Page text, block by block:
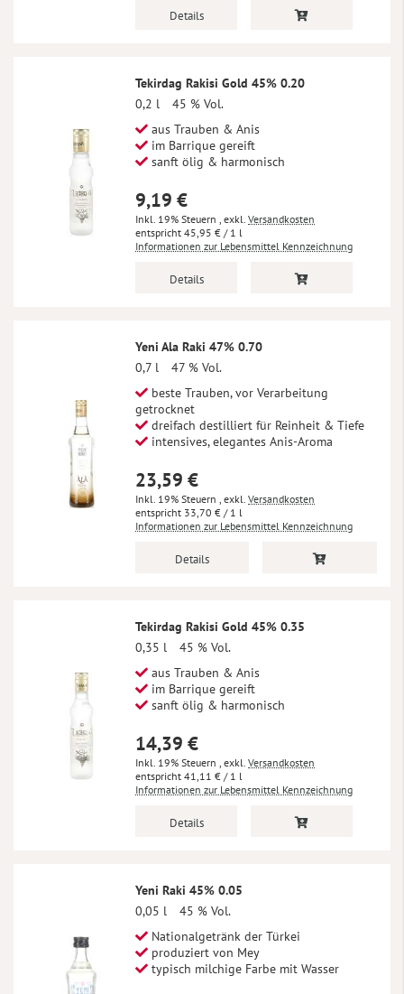
Details
Tekirdag Rakisi Gold 45% 0.20
0,2 l
45 % Vol.
aus Trauben & Anis
im Barrique gereift
sanft ölig & harmonisch
9,19 €
Inkl. 19% Steuern , exkl. Versandkosten
45,95 € / 1 l
Informationen zur Lebensmittel Kennzeichnung
Details
Yeni Ala Raki 47% 0.70
0,7 l
47 % Vol.
beste Trauben, vor Verarbeitung
getrocknet
dreifach destilliert für Reinheit & Tiefe
intensives, elegantes Anis-Aroma
23,59 €
Inkl. 19% Steuern , exkl. Versandkosten
33,70 € / 1 l
Informationen zur Lebensmittel Kennzeichnung
Details
Tekirdag Rakisi Gold 45% 0.35
0,35 l
45 % Vol.
aus Trauben & Anis
im Barrique gereift
sanft ölig & harmonisch
14,39 €
Inkl. 19% Steuern , exkl. Versandkosten
41,11 € / 1 l
Informationen zur Lebensmittel Kennzeichnung
Details
Yeni Raki 45% 0.05
0,05 l
45 % Vol.
Nationalgetränk der Türkei
produziert von Mey
typisch milchige Farbe mit Wasser